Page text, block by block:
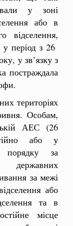
у зоні
або в
відселення,
період з 26
у зв’язку з
постраждала
територіях
Особам,
АЕС (26
або у
порядку за
за межі
або
та в
місце